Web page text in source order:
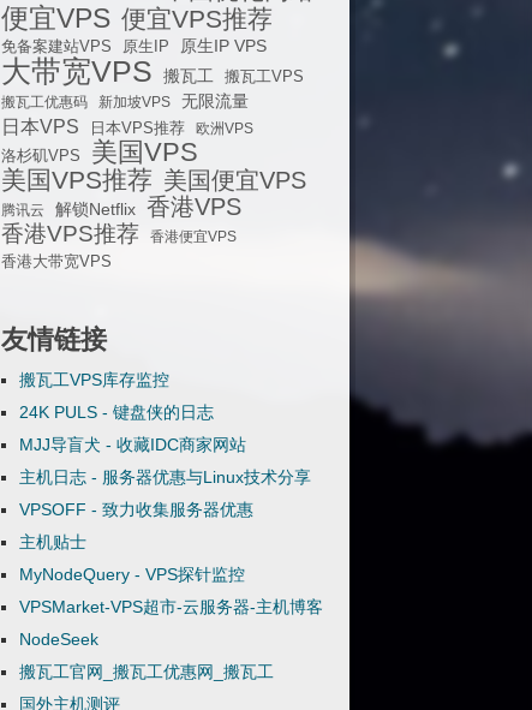
便宜VPS 便宜VPS推荐
免备案建站VPS 原生IP 原生IP VPS
大带宽VPS 搬瓦工
搬瓦工VPS
搬瓦工优惠码
新加坡VPS 无限流量
日本VPS 日本VPS推荐
欧洲VPS
洛杉矶VPS
美国VPS
美国VPS推荐 美国便宜VPS
腾讯云 解锁Netflix 香港VPS
香港VPS推荐
香港便宜VPS
香港大带宽VPS
友情链接
搬瓦工VPS库存监控
24K PULS - 键盘侠的日志
MJJ导盲犬 - 收藏IDC商家网站
主机日志 - 服务器优惠与Linux技术分享
VPSOFF - 致力收集服务器优惠
主机贴士
MyNodeQuery - VPS探针监控
VPSMarket-VPS超市-云服务器-主机博客
NodeSeek
搬瓦工官网_搬瓦工优惠网_搬瓦工
国外主机测评